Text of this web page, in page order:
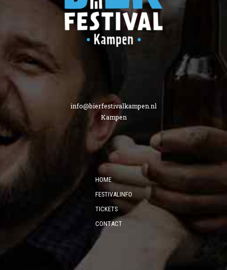
info@bierfestivalkampen.nl
Kampen
HOME
FESTIVALINFO
TICKETS
CONTACT